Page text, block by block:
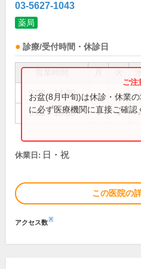
03-5627-1043
薬局
診療/受付時間・休診日
9:00～14:30
9:00～18:30 ● ● ●
お盆(8月中旬)は休診・休業
に必ず医療機関に直接ご確認
休業日: 日・祝
この医院の
アクセス数※